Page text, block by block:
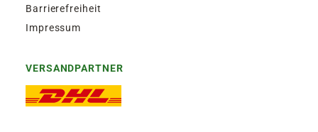
Barrierefreiheit
Impressum
VERSANDPARTNER